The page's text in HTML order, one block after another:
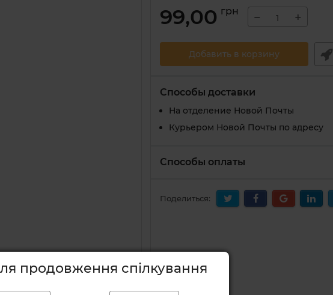
99,00 грн − +
Добавить в корзину
Способы доставки
На отделение Новой Почты
Курьером Новой Почты по адресу
Способы оплаты
Поделиться:
продовження спілкування